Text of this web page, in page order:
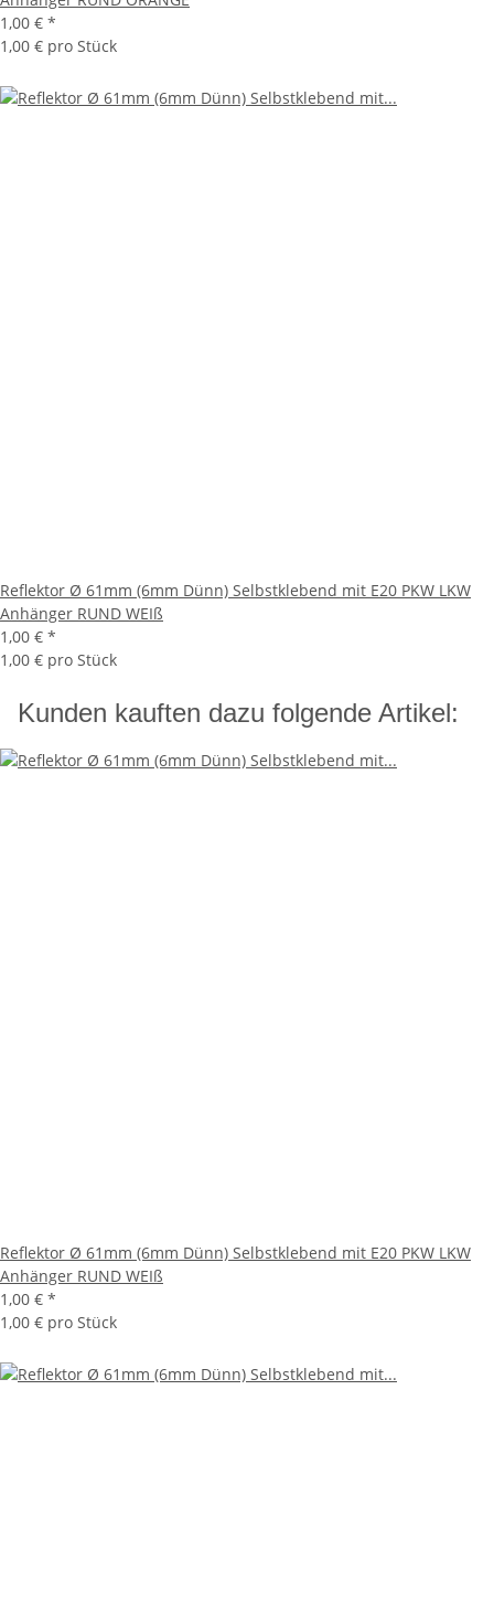
1,00 € *
1,00 € pro Stück
Reflektor Ø 61mm (6mm Dünn) Selbstklebend mit E20 PKW LKW
Anhänger RUND WEIß
1,00 € *
1,00 € pro Stück
Kunden kauften dazu folgende Artikel:
Reflektor Ø 61mm (6mm Dünn) Selbstklebend mit E20 PKW LKW
Anhänger RUND WEIß
1,00 € *
1,00 € pro Stück